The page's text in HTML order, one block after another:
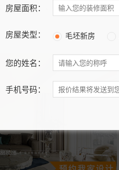
面积：123㎡ 设计师：叶星铭
房屋面积：
房屋类型： 毛坯新房
您的姓名：
手机号码：